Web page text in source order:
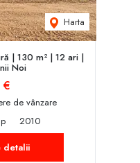
Harta
| 130 m² | 12 ari |
Noi
de vânzare
2010
detalii